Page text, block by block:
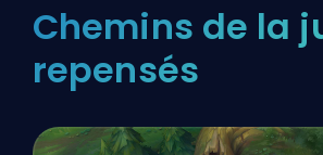
Chemins de la
repensés